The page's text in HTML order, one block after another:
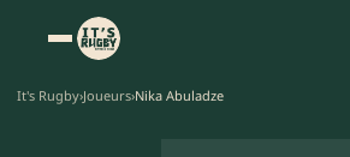
It's Rugby›Joueurs›Nika Abuladze